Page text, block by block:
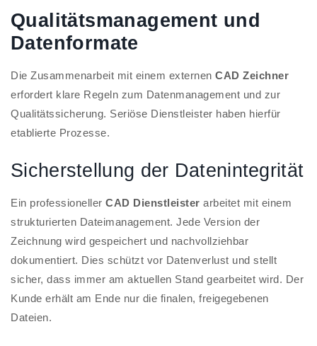
Qualitätsmanagement und
Datenformate
Die Zusammenarbeit mit einem externen CAD Zeichner
erfordert klare Regeln zum Datenmanagement und zur
Qualitätssicherung. Seriöse Dienstleister haben hierfür
etablierte Prozesse.
Sicherstellung der Datenintegrität
Ein professioneller CAD Dienstleister arbeitet mit einem
strukturierten Dateimanagement. Jede Version der
Zeichnung wird gespeichert und nachvollziehbar
dokumentiert. Dies schützt vor Datenverlust und stellt
sicher, dass immer am aktuellen Stand gearbeitet wird. Der
Kunde erhält am Ende nur die finalen, freigegebenen
Dateien.